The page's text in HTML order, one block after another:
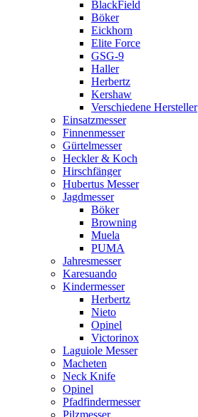
BlackField
Böker
Eickhorn
Elite Force
GSG-9
Haller
Herbertz
Kershaw
Verschiedene Hersteller
Einsatzmesser
Finnenmesser
Gürtelmesser
Heckler & Koch
Hirschfänger
Hubertus Messer
Jagdmesser
Böker
Browning
Muela
PUMA
Jahresmesser
Karesuando
Kindermesser
Herbertz
Nieto
Opinel
Victorinox
Laguiole Messer
Macheten
Neck Knife
Opinel
Pfadfindermesser
Pilzmesser